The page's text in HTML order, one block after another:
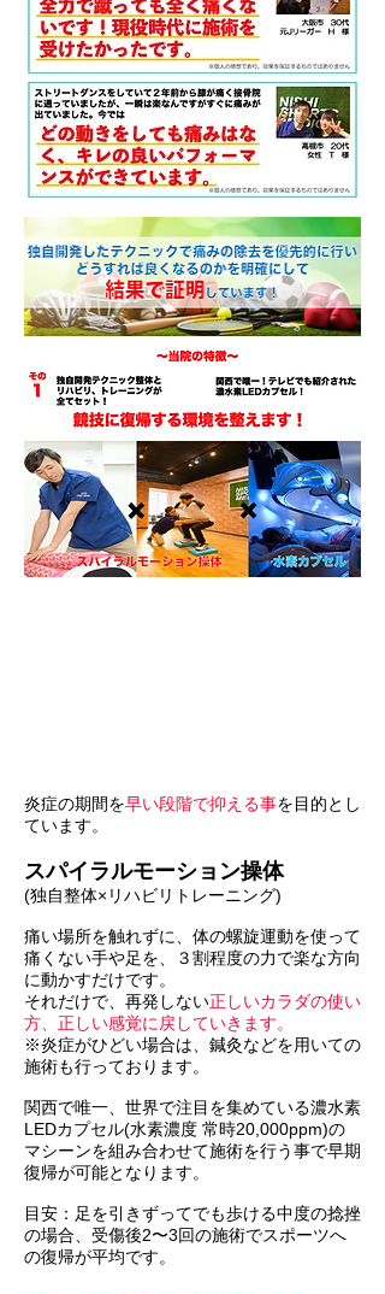
炎症の期間を早い段階で抑える事を目的とし
ています。
スパイラルモーション操体
(独自整体×リハビリトレーニング)
痛い場所を触れずに、体の螺旋運動を使って
痛くない手や足を、３割程度の力で楽な方向
に動かすだけです。
それだけで、再発しない正しいカラダの使い
方、正しい感覚に戻していきます。
※炎症がひどい場合は、鍼灸などを用いての
施術も行っております。
関西で唯一、世界で注目を集めている濃水素
LEDカプセル(水素濃度 常時20,000ppm)の
マシーンを組み合わせて施術を行う事で早期
復帰が可能となります。
​目安：足を引きずってでも歩ける中度の捻挫
の場合、受傷後2〜3回の施術でスポーツへ
の復帰が平均です。